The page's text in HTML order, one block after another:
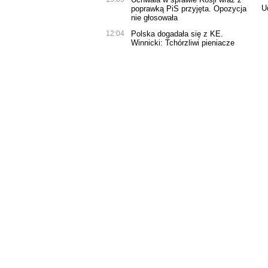
poprawką PiS przyjęta. Opozycja
nie głosowała
12:04
Polska dogadała się z KE.
Winnicki: Tchórzliwi pieniacze